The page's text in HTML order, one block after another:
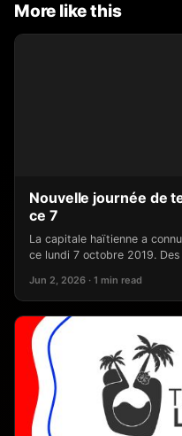
More like this
Nouvelle journée de
ce 7
La capitale haïtienne a
ce lundi 7 octobre 2019.
Jun 2, 2026 · 1 min read